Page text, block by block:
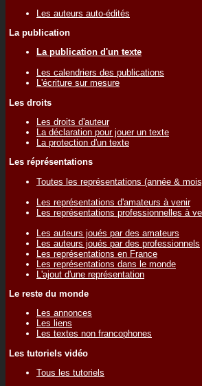
Les auteurs auto-édités
La publication
La publication d'un texte
Les calendriers des publications
L'écriture sur mesure
Les droits
Les droits d'auteur
La déclaration pour jouer un texte
La protection d'un texte
Les réprésentations
Toutes les représentations (année &
Les représentations d'amateurs à venir
Les représentations professionnelles à
Les auteurs joués par des amateurs
Les auteurs joués par des professionnels
Les représentations en France
Les représentations dans le monde
L'ajout d'une représentation
Le reste du monde
Les annonces
Les liens
Les textes non francophones
Les tutoriels vidéo
Tous les tutoriels